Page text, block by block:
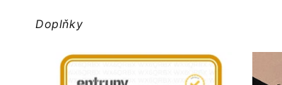
Doplňky